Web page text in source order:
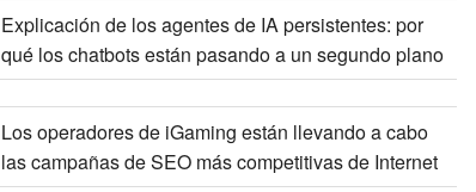
Explicación de los agentes de IA persistentes: por
qué los chatbots están pasando a un segundo plano
Los operadores de iGaming están llevando a cabo
las campañas de SEO más competitivas de Internet